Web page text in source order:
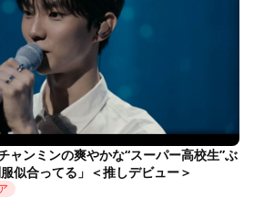
ャンミンの爽やかな“スーパー高校生”ぶ
似合ってる」＜推しデビュー＞